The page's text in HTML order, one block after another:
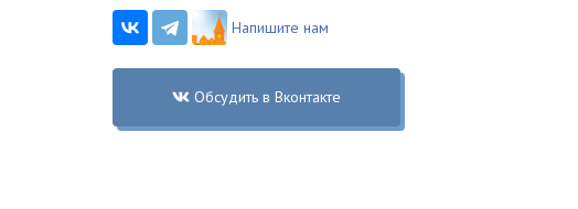
Напишите нам
Обсудить в Вконтакте